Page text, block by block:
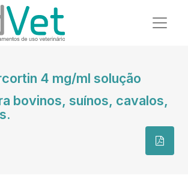
4 mg/ml solução
bovinos, suínos, cavalos,